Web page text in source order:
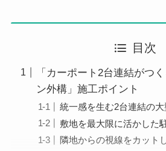
目次
「カーポート2台連結がつ
ン外構」施工ポイント
統一感を生む2台連結の大
敷地を最大限に活かした
隣地からの視線をカット